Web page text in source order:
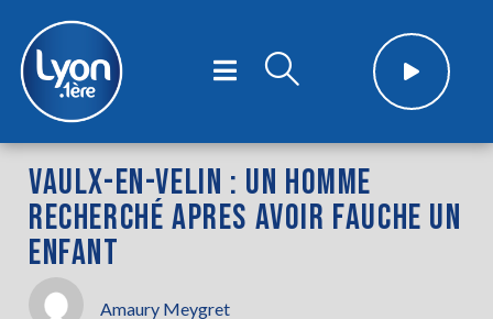
VAULX-EN-VELIN : UN HOMME
RECHERCHÉ APRES AVOIR FAUCHE UN
ENFANT
Amaury Meygret